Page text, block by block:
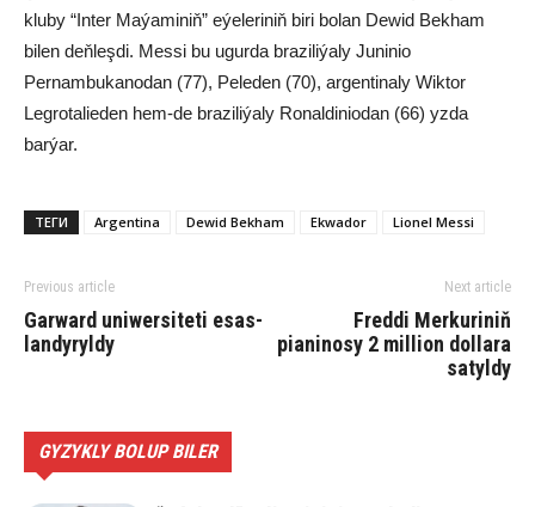
kluby “Inter Maýaminiň” eýeleriniň biri bolan Dewid Bekham
bilen deňleşdi. Messi bu ugurda braziliýaly Juninio
Pernambukanodan (77), Peleden (70), argentinaly Wiktor
Legrotalieden hem-de braziliýaly Ronaldiniodan (66) yzda
barýar.
ТЕГИ Argentina Dewid Bekham Ekwador Lionel Messi
Previous article
Gar­ward uni­wer­si­te­ti esas­
lan­dy­ryl­dy
Next article
Freddi Merkuriniň
pianinosy 2 million dollara
satyldy
GYZYKLY BOLUP BILER